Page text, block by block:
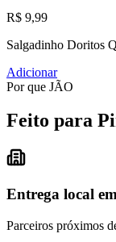
R$ 9,99
Salgadinho Doritos
Adicionar
Por que JÃO
Feito para
Entrega local
Parceiros próximos